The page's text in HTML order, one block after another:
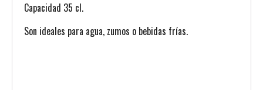
Capacidad 35 cl.
Son ideales para agua, zumos o bebidas frías.